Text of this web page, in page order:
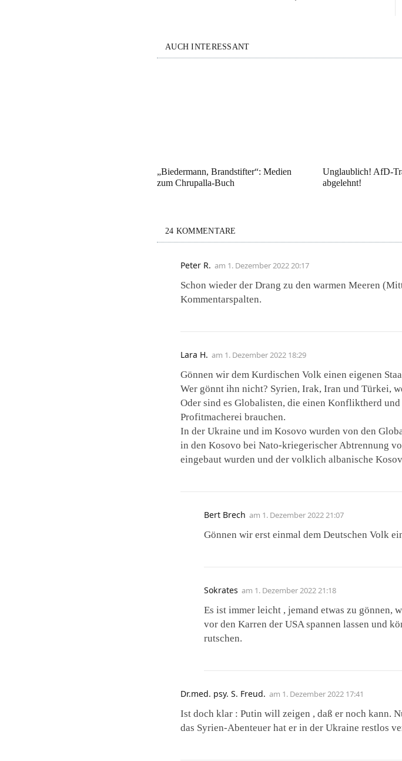
AUCH INTERESSANT
„Biedermann, Brandstifter“: Medien
zum Chrupalla-Buch
Unglaublich! AfD-
abgelehnt!
24 KOMMENTARE
Peter R. am 1. Dezember 2022 20:17
Schon wieder der Drang zu den warmen Meeren
Kommentarspalten.
Lara H. am 1. Dezember 2022 18:29
Gönnen wir dem Kurdischen Volk einen eigenen
Wer gönnt ihn nicht? Syrien, Irak, Iran und Türkei,
Oder sind es Globalisten, die einen Konfliktherd
Profitmacherei brauchen.
In der Ukraine und im Kosovo wurden von den
in den Kosovo bei Nato-kriegerischer Abtrennung
eingebaut wurden und der volklich albanische
Bert Brech am 1. Dezember 2022 21:07
Gönnen wir erst einmal dem Deutschen Volk
Sokrates am 1. Dezember 2022 21:18
Es ist immer leicht , jemand etwas zu gönnen,
vor den Karren der USA spannen lassen und
rutschen.
Dr.med. psy. S. Freud. am 1. Dezember 2022 17:41
Ist doch klar : Putin will zeigen , daß er noch kann.
das Syrien-Abenteuer hat er in der Ukraine restlos